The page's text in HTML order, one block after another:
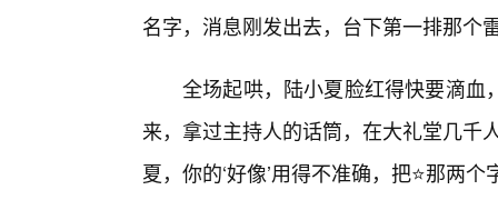
名字，消息刚发出去，台下第一排那个
全场起哄，陆小夏脸红得快要滴血
来，拿过主持人的话筒，在大礼堂几千
夏，你的‘好像’用得不准确，把⭐那两